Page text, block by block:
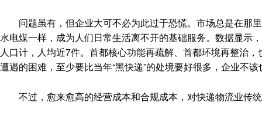
问题虽有，但企业大可不必为此过于恐慌。市场总是在那里
水电煤一样，成为人们日常生活离不开的基础服务。数据显示
人口计，人均近7件。首都核心功能再疏解、首都环境再整治
遭遇的困难，至少要比当年“黑快递”的处境要好很多，企业不
不过，愈来愈高的经营成本和合规成本，对快递物流业传